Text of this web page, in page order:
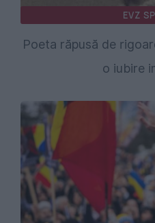
EVZ
Poeta răpusă de
o iubire